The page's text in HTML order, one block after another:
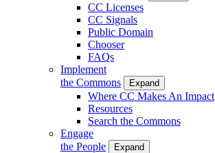
CC Licenses
CC Signals
Public Domain
Chooser
FAQs
Implement
the Commons
Expand
Where CC Makes An Impact
Resources
Search the Commons
Engage
the People
Expand